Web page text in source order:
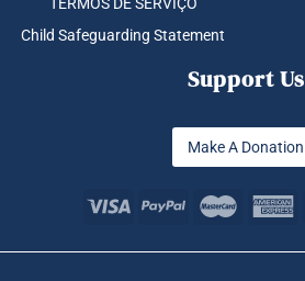
Child Safeguarding Statement
Support Us
Make A Donation